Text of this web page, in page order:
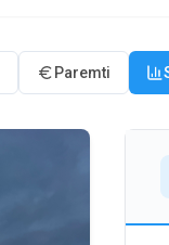
Paremti